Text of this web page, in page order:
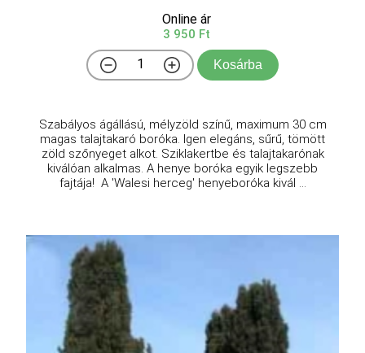
Online ár
3 950 Ft
Kosárba
Szabályos ágállású, mélyzöld színű, maximum 30 cm
magas talajtakaró boróka. Igen elegáns, sűrű, tömött
zöld szőnyeget alkot. Sziklakertbe és talajtakarónak
kiválóan alkalmas. A henye boróka egyik legszebb
fajtája! A 'Walesi herceg' henyeboróka kivál ...